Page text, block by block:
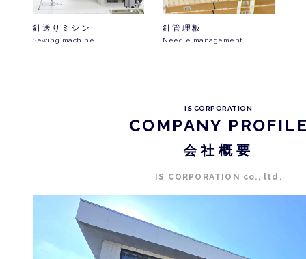
針送りミシン
Sewing machine
針管理板
Needle management
IS CORPORATION
COMPANY
会社概要
IS CORPORATION co., ltd.